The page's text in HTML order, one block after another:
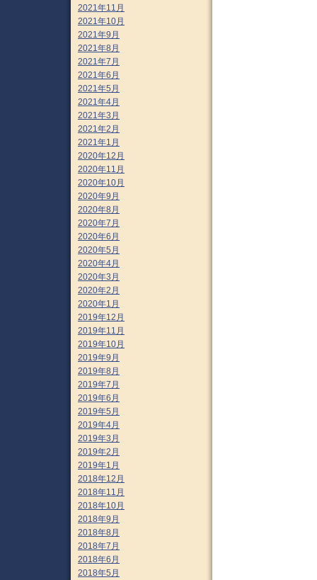
2021年11月
2021年10月
2021年9月
2021年8月
2021年7月
2021年6月
2021年5月
2021年4月
2021年3月
2021年2月
2021年1月
2020年12月
2020年11月
2020年10月
2020年9月
2020年8月
2020年7月
2020年6月
2020年5月
2020年4月
2020年3月
2020年2月
2020年1月
2019年12月
2019年11月
2019年10月
2019年9月
2019年8月
2019年7月
2019年6月
2019年5月
2019年4月
2019年3月
2019年2月
2019年1月
2018年12月
2018年11月
2018年10月
2018年9月
2018年8月
2018年7月
2018年6月
2018年5月